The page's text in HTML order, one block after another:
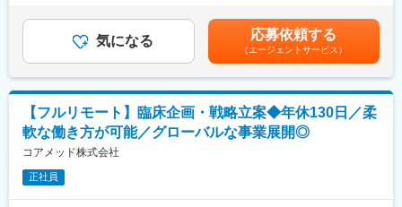
・会議や打ち合わせで必要な時は大阪・東京等へ出張（宿泊も伴
います）が発生します。
※国内出張の頻度は1~3回/年です。（海外出張の可能性も一部ござ
います）
■ワークライフバランス：
同社は、個人が最大限に能力を発揮できるよう働きやすい環境作
りに注力しております。男女問わず在宅勤務が可能です。また、
女性社員も多く、産休・育休取得実績も豊富で9割以上の復職率を
・評価分析および各フェーズにおけるガイダンス相談用報告書の
作成
・治験相談および申請前相談に向けた戦略構築・資料作成・助言
■業務の特徴：
・プロジェクトは個人単独ではなく、社内メンバーと協働しなが
ら分担して推進しています。
・非臨床領域における戦略設計から規制対応まで関わり、開発全
体を俯瞰する視点を身につけることが可能です。
■教育体制：
安の金額であり、選考を通じて上下する可能性があります。月給
(月額)は固定手当を含めた表記です。
気になる 応募依頼する
（エージェントサービス）
【フルリモート】臨床企画・戦略立案◆年休130日／柔
軟な働き方が可能／グローバルな事業展開◎
コアメッド株式会社
正社員